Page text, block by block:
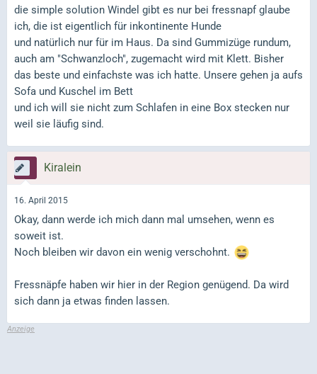
die simple solution Windel gibt es nur bei fressnapf glaube
ich, die ist eigentlich für inkontinente Hunde
und natürlich nur für im Haus. Da sind Gummizüge rundum,
auch am "Schwanzloch", zugemacht wird mit Klett. Bisher
das beste und einfachste was ich hatte. Unsere gehen ja aufs
Sofa und Kuschel im Bett
und ich will sie nicht zum Schlafen in eine Box stecken nur
weil sie läufig sind.
Kiralein
16. April 2015
Okay, dann werde ich mich dann mal umsehen, wenn es
soweit ist.
Noch bleiben wir davon ein wenig verschohnt.
Fressnäpfe haben wir hier in der Region genügend. Da wird
sich dann ja etwas finden lassen.